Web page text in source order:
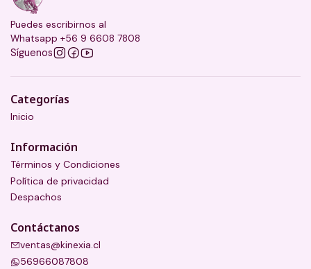
Puedes escribirnos al
Whatsapp +56 9 6608 7808
Síguenos
Categorías
Inicio
Información
Términos y Condiciones
Política de privacidad
Despachos
Contáctanos
ventas@kinexia.cl
56966087808